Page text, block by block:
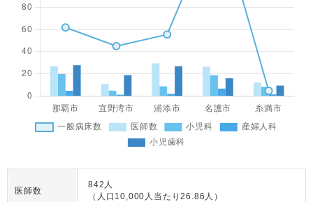
医師数
842人
（人口10,000人当たり26.86人）